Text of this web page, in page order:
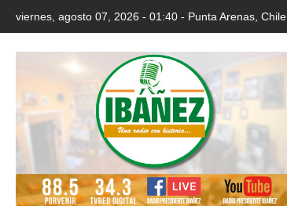
viernes, agosto 07, 2026 - 01:40 - Punta Arenas, Chile